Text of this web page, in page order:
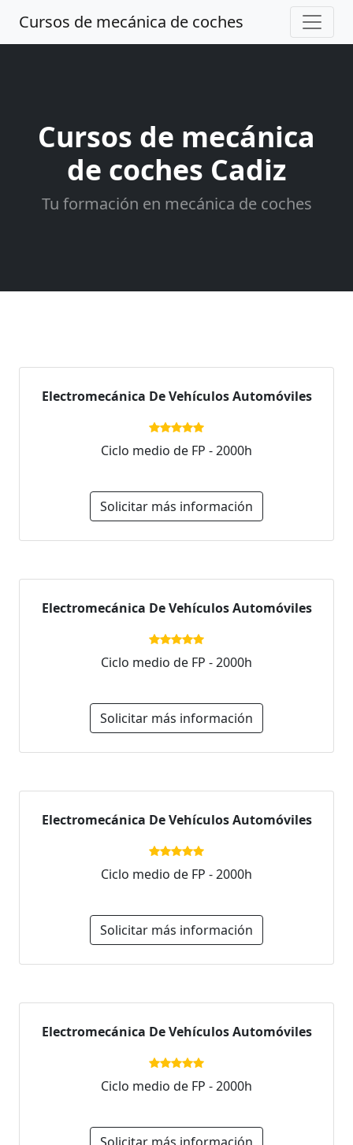
Cursos de mecánica de coches
Cursos de mecánica
de coches Cadiz
Tu formación en mecánica de coches
Electromecánica De Vehículos Automóviles
Ciclo medio de FP - 2000h
Solicitar más información
Electromecánica De Vehículos Automóviles
Ciclo medio de FP - 2000h
Solicitar más información
Electromecánica De Vehículos Automóviles
Ciclo medio de FP - 2000h
Solicitar más información
Electromecánica De Vehículos Automóviles
Ciclo medio de FP - 2000h